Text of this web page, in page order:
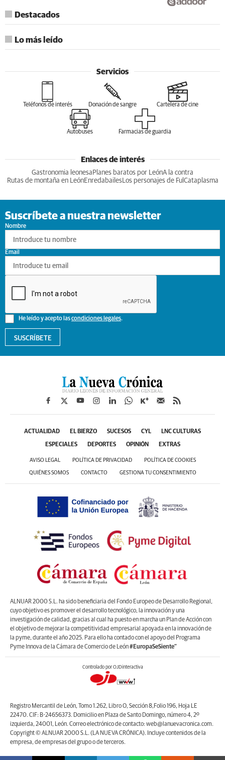
Destacados
Lo más leído
Servicios
Teléfonos de interés Donación de sangre Cartelera de cine
Autobuses Farmacias de guardia
Enlaces de interés
Gastronomia leonesa Planes baratos por LeónA la contra
Rutas de montaña en LeónEnredabailesLos personajes de Ful Cataplasma
Suscríbete a nuestra newsletter
Nombre
He leído y acepto lascondiciones legales.
Email
SUSCRÍBETE
ACTUALIDAD EL BIERZO SUCESOS CYL LNC CULTURAS
ESPECIALES DEPORTES OPINIÓN EXTRAS
AVISO LEGAL POLÍTICA DE PRIVACIDAD POLÍTICA DE COOKIES
QUIÉNES SOMOS CONTACTO GESTIONA TU CONSENTIMIENTO
ALNUAR 2000 S.L. ha sido beneficiaria del Fondo Europeo de Desarrollo Regional,
cuyo objetivo es promover el desarrollo tecnológico, la innovación y una
investigación de calidad, gracias al cual ha puesto en marcha un Plan de Acción con
el objetivo de mejorar la competitividad empresarial apoyada en la innovación de
la pyme, durante el año 2025. Para ello ha contado con el apoyo del Programa
Pyme Innova de la Cámara de Comercio de León#EuropaSeSiente”
Controlado por OJDinteractiva
Registro Mercantil de León, Tomo 1.262, Libro O, Sección 8,Folio 196, Hoja LE
22470. CIF: B-24656373. Domicilio en Plaza de Santo Domingo, número 4, 2º
izquierda, 24001, León. Correo electrónico de contacto: web@lanuevacronica.com.
Copyright © ALNUAR 2000 S.L. (LA NUEVA CRÓNICA). Incluye contenidos de la
empresa, de empresas del grupo o de terceros.